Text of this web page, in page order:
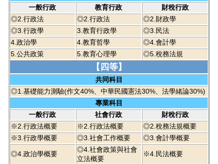
一般行政
教育行政
財稅行政
◎2.行政法
◎2.行政法
◎2.財政學
◎3.行政學
3.教育行政學
◎3.民法
4.政治學
4.教育哲學
◎4.會計學
5.公共政策
5.教育心理學 ◎5.稅務法規
【四等】
共同科目
◎1.基礎能力測驗(作文40%、中華民國憲法30%、法學緒論30%)
專業科目
一般行政
社會行政
財稅行政
※2.行政法概要
※2.行政法概要
◎2.稅務法規概要
※3.行政學概要
◎3.社會工作概要 ◎3.會計學概要
◎4.政治學概要
◎4.社會政策與社會
立法概要
※4.民法概要